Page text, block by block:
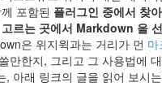
포함된 플러그인 중에서 찾
르는 곳에서 Markdown 을
은 위지윅과는 거리가 먼 마
만한지, 그리고 그 사용법에
, 아래 링크의 글을 읽어 보시